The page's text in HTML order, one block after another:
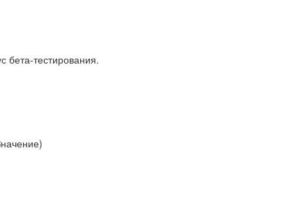
бета-тестирования.